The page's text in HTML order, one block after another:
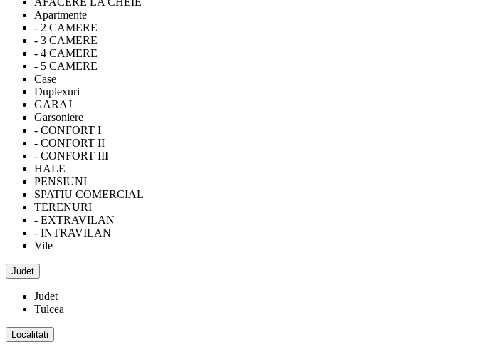
Apartmente
- 2 CAMERE
- 3 CAMERE
- 4 CAMERE
- 5 CAMERE
Case
Duplexuri
GARAJ
Garsoniere
- CONFORT I
- CONFORT II
- CONFORT III
HALE
PENSIUNI
SPATIU COMERCIAL
TERENURI
- EXTRAVILAN
- INTRAVILAN
Vile
Judet
Judet
Tulcea
Localitati